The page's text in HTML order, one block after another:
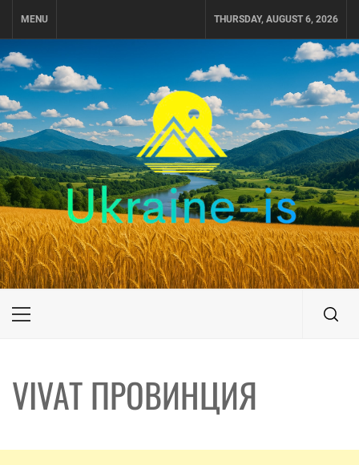
MENU THURSDAY, AUGUST 6, 2026
UKRAINE-IS
ПУТЕШЕСТВИЕ ПО УКРАИНЕ
Primary
VIVAT ПРОВИНЦИЯ